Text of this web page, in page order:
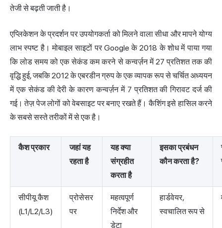
तेजी से बढ़ती जाती है।
एप्लिकेशन के प्रदर्शन पर उपयोगकर्ता को मिलने वाला सीधा और मापने योग्य
लाभ स्पष्ट है। मोबाइल साइटों पर Google के 2018 के शोध में पाया गया
कि लोड समय को एक सेकंड कम करने से कन्वर्ज़न में 27 प्रतिशत तक की
वृद्धि हुई, जबकि 2012 के एबरडीन ग्रुप के एक व्यापक रूप से चर्चित अध्ययन
में एक सेकंड की देरी के कारण कन्वर्ज़न में 7 प्रतिशत की गिरावट दर्ज की
गई। तेज़ पेज लोगों को वेबसाइट पर बनाए रखते हैं। कैशिंग इसे हासिल करने
के सबसे सस्ते तरीकों में से एक है।
कैश प्रकार
जहां यह
रहता है
यह क्या
संग्रहीत
करता है
इसका प्रबंधन
कौन करता है?
सीपीयू कैश
(L1/L2/L3)
प्रोसेसर
पर
महत्वपूर्ण
निर्देश और
डेटा
हार्डवेयर,
स्वचालित रूप से